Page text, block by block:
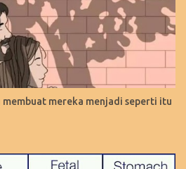
mereka menjadi seperti itu